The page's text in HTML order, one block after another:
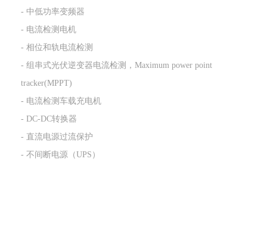
- 中低功率变频器
- 电流检测电机
- 相位和轨电流检测
- 组串式光伏逆变器电流检测，Maximum power point
tracker(MPPT)
- 电流检测车载充电机
- DC-DC转换器
- 直流电源过流保护
- 不间断电源（UPS）